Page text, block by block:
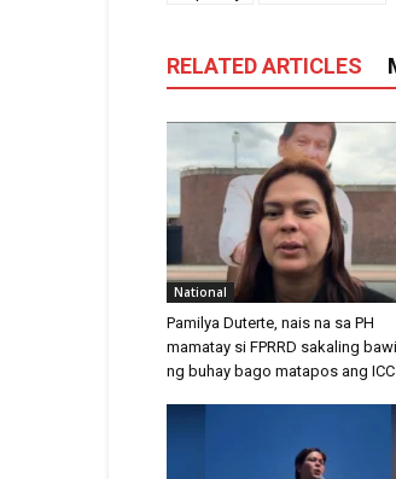
RELATED ARTICLES
National
Pamilya Duterte, nais na sa PH
mamatay si FPRRD sakaling
ng buhay bago matapos ang ICC